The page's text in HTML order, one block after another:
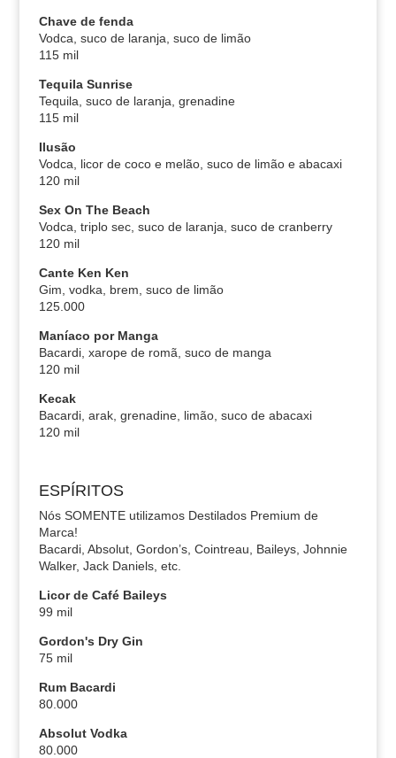
Chave de fenda
Vodca, suco de laranja, suco de limão
115 mil
Tequila Sunrise
Tequila, suco de laranja, grenadine
115 mil
Ilusão
Vodca, licor de coco e melão, suco de limão e abacaxi
120 mil
Sex On The Beach
Vodca, triplo sec, suco de laranja, suco de cranberry
120 mil
Cante Ken Ken
Gim, vodka, brem, suco de limão
125.000
Maníaco por Manga
Bacardi, xarope de romã, suco de manga
120 mil
Kecak
Bacardi, arak, grenadine, limão, suco de abacaxi
120 mil
ESPÍRITOS
Nós SOMENTE utilizamos Destilados Premium de
Marca!
Bacardi, Absolut, Gordon’s, Cointreau, Baileys, Johnnie
Walker, Jack Daniels, etc.
Licor de Café Baileys
99 mil
Gordon's Dry Gin
75 mil
Rum Bacardi
80.000
Absolut Vodka
80.000